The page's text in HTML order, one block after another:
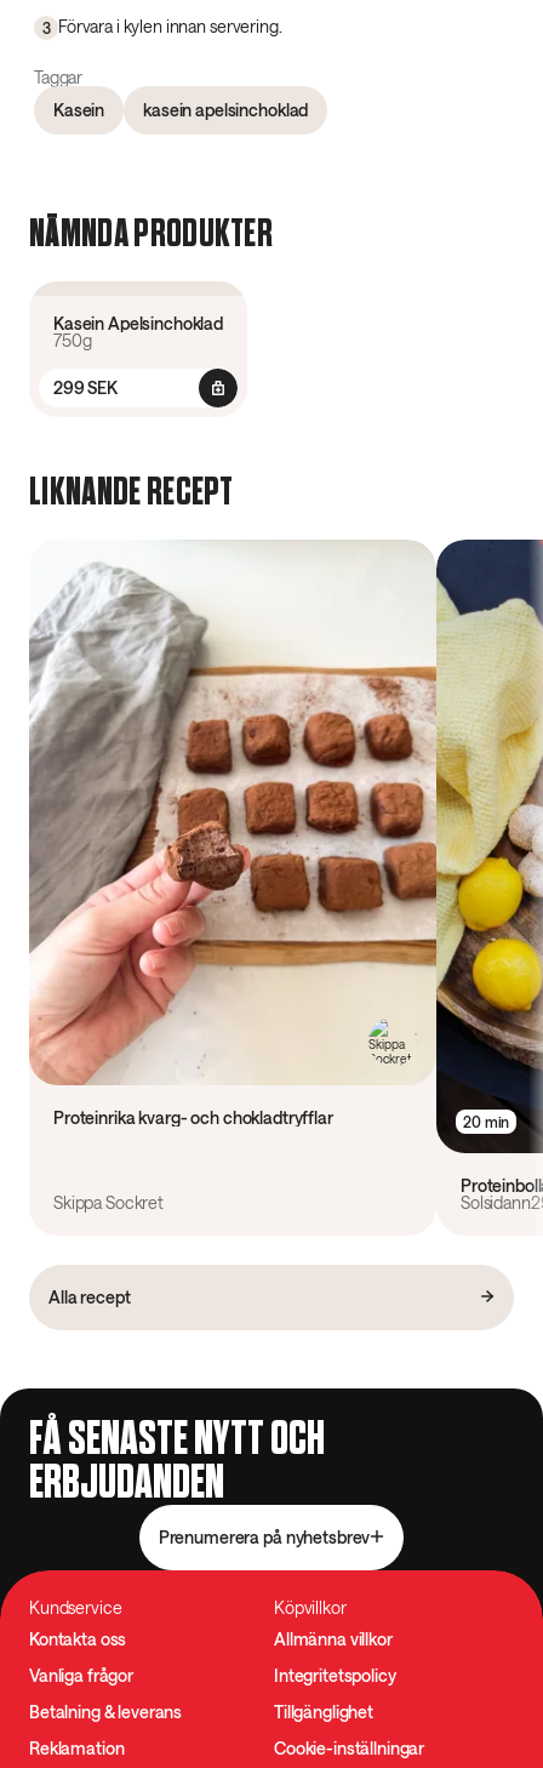
3 Förvara i kylen innan servering.
Taggar
Kasein
kasein apelsinchoklad
NÄMNDA PRODUKTER
Kasein Apelsinchoklad
750g
299 SEK
LIKNANDE RECEPT
Proteinrika kvarg- och chokladtryfflar
Skippa Sockret
20 min
Alla recept
FÅ SENASTE NYTT OCH
ERBJUDANDEN
Prenumerera på nyhetsbrev
Kundservice
Kontakta oss
Vanliga frågor
Betalning & leverans
Reklamation
Köpvillkor
Allmänna villkor
Integritetspolicy
Tillgänglighet
Cookie-inställningar